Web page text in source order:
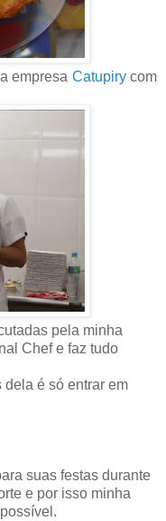
empresa Catupirycom
pela minha
Chef e faz tudo
dela é só entrar em
suas festas durante
e por isso minha